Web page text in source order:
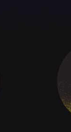
大一頭小》
吳胤
棺材板一樣能吃
，一起沉浸在數